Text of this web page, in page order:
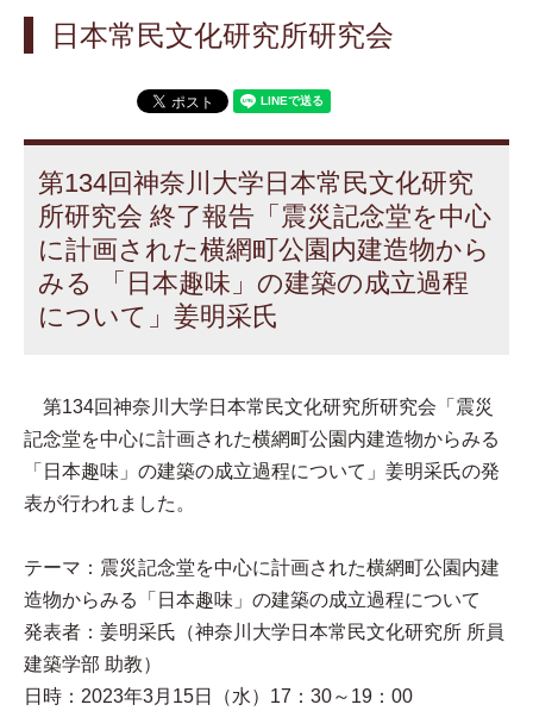
日本常民文化研究所研究会
第134回神奈川大学日本常民文化研究
所研究会 終了報告「震災記念堂を中心
に計画された横網町公園内建造物から
みる 「日本趣味」の建築の成立過程
について」姜明采氏
第134回神奈川大学日本常民文化研究所研究会「震災
記念堂を中心に計画された横網町公園内建造物からみる
「日本趣味」の建築の成立過程について」姜明采氏の発
表が行われました。
テーマ：震災記念堂を中心に計画された横網町公園内建
造物からみる「日本趣味」の建築の成立過程について
発表者：姜明采氏（神奈川大学日本常民文化研究所 所員
建築学部 助教）
日時：2023年3月15日（水）17：30～19：00